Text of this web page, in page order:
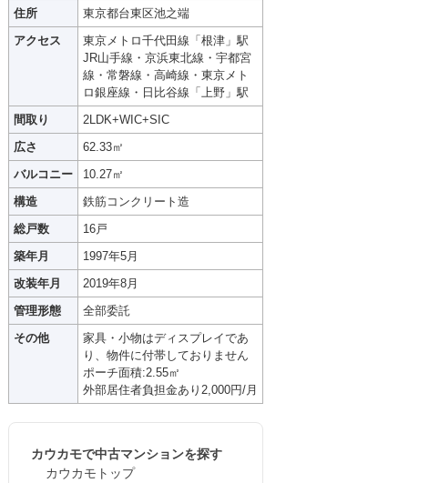
住所
東京都台東区池之端
アクセス
東京メトロ千代田線「根津」駅
JR山手線・京浜東北線・宇都宮
線・常磐線・高崎線・東京メト
ロ銀座線・日比谷線「上野」駅
間取り
2LDK+WIC+SIC
広さ
62.33㎡
バルコニー
10.27㎡
構造
鉄筋コンクリート造
総戸数
16戸
築年月
1997年5月
改装年月
2019年8月
管理形態
全部委託
その他
家具・小物はディスプレイであ
り、物件に付帯しておりません
ポーチ面積:2.55㎡
外部居住者負担金あり2,000円/月
カウカモで中古マンションを探す
カウカモトップ